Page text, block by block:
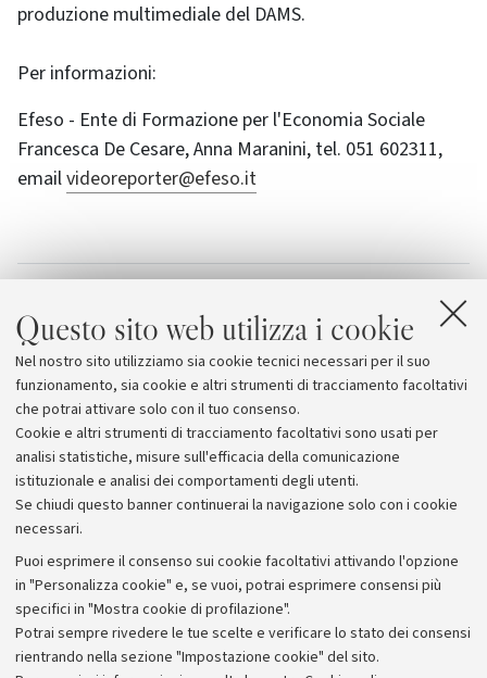
Questo sito web utilizza i cookie
Nel nostro sito utilizziamo sia cookie tecnici necessari per il suo
funzionamento, sia cookie e altri strumenti di tracciamento facoltativi
che potrai attivare solo con il tuo consenso.
Cookie e altri strumenti di tracciamento facoltativi sono usati per
analisi statistiche, misure sull'efficacia della comunicazione
istituzionale e analisi dei comportamenti degli utenti.
Se chiudi questo banner continuerai la navigazione solo con i cookie
necessari.
Puoi esprimere il consenso sui cookie facoltativi attivando l'opzione
in "Personalizza cookie" e, se vuoi, potrai esprimere consensi più
specifici in "Mostra cookie di profilazione".
Potrai sempre rivedere le tue scelte e verificare lo stato dei consensi
rientrando nella sezione "Impostazione cookie" del sito.
produzione multimediale del DAMS.
Per informazioni:
Efeso - Ente di Formazione per l'Economia Sociale
Francesca De Cesare, Anna Maranini, tel. 051 602311,
emailvideoreporter@efeso.it
Alta Formazione
Efeso
Archivio
Comunicati stampa
Redazione
Rassegna stampa